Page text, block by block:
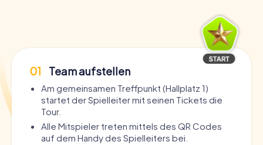
01 Team aufstellen
Am gemeinsamen Treffpunkt (Hallplatz 1)
startet der Spielleiter mit seinen Tickets die
Tour.
Alle Mitspieler treten mittels des QR Codes
auf dem Handy des Spielleiters bei.